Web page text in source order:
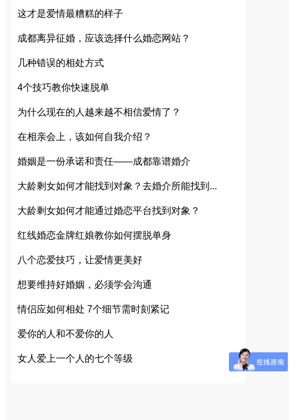
这才是爱情最糟糕的样子
成都离异征婚，应该选择什么婚恋网站？
几种错误的相处方式
4个技巧教你快速脱单
为什么现在的人越来越不相信爱情了？
在相亲会上，该如何自我介绍？
婚姻是一份承诺和责任——成都靠谱婚介
大龄剩女如何才能找到对象？去婚介所能找到...
大龄剩女如何才能通过婚恋平台找到对象？
红线婚恋金牌红娘教你如何摆脱单身
八个恋爱技巧，让爱情更美好
想要维持好婚姻，必须学会沟通
情侣应如何相处 7个细节需时刻紧记
爱你的人和不爱你的人
女人爱上一个人的七个等级